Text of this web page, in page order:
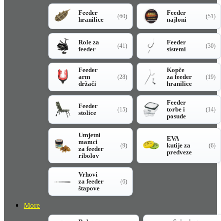
Feeder
hranilice
(60)
Feeder
najloni
(51)
Role za
feeder
(41)
Feeder
sistemi
(30)
Feeder
arm
držači
(28)
Kopče
za feeder
hranilice
(19)
Feeder
stolice
(15)
Feeder
torbe i
posude
(14)
Umjetni
mamci
za feeder
ribolov
(9)
EVA
kutije za
predveze
(6)
Vrhovi
za feeder
štapove
(6)
More